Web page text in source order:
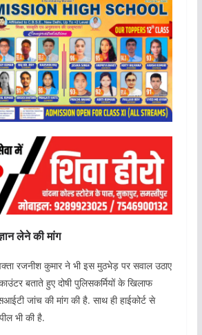
लेने की मांग
रजनीश कुमार ने भी इस मुठभेड़ पर सवाल उठाए
बताते हुए दोषी पुलिसकर्मियों के खिलाफ
जांच की मांग की है. साथ ही हाईकोर्ट से
भी की है.